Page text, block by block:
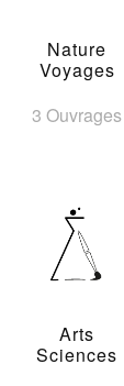
Nature
Voyages
3 Ouvrages
Arts
Sciences